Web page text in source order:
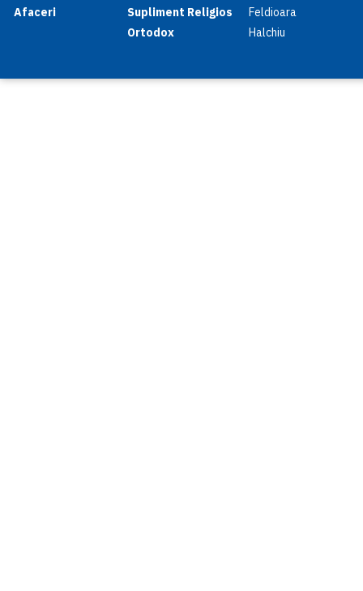
Afaceri
Supliment Religios
Ortodox
Feldioara
Halchiu